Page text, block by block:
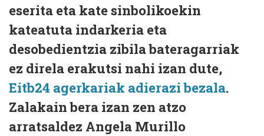
eserita eta kate sinbolikoekin
kateatuta indarkeria eta
desobedientzia zibila bateragarriak
ez direla erakutsi nahi izan dute,
Eitb24 agerkariak adierazi bezala.
Zalakain bera izan zen atzo
arratsaldez Angela Murillo